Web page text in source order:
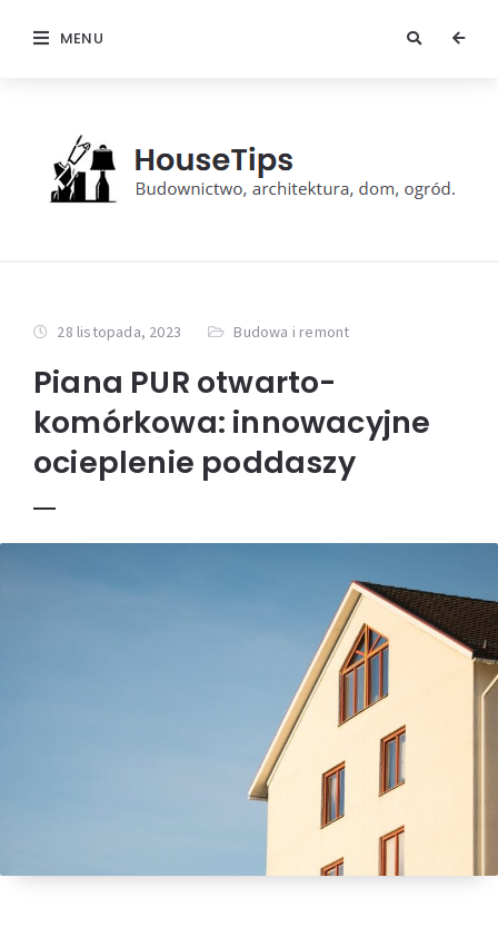
MENU
28 listopada, 2023 Budowa i remont
Piana PUR otwarto-
komórkowa: innowacyjne
ocieplenie poddaszy